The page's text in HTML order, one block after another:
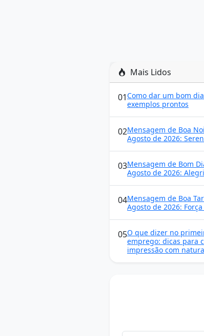
Mais Lidos
01Como dar um bom
exemplos prontos
02Mensagem de Boa
Agosto de 2026:
03Mensagem de Bom
Agosto de 2026:
04Mensagem de Boa
Agosto de 2026:
05O que dizer no
emprego: dicas para
impressão com